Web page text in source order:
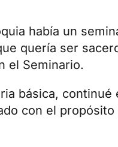
había un
quería ser
el Seminario.
básica, continué
con el